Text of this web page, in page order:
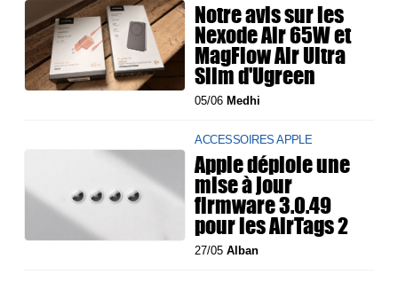
Notre avis sur les
Nexode Air 65W et
MagFlow Air Ultra
Slim d'Ugreen
05/06 Medhi
ACCESSOIRES APPLE
Apple déploie une
mise à jour
firmware 3.0.49
pour les AirTags 2
27/05Alban